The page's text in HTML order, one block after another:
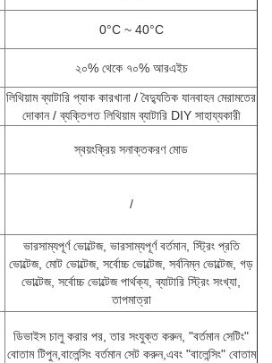
0°C ~ 40°C
২০% থেকে ৭০% আরএইচ
লিথিয়াম ব্যাটারি প্যাক কারখানা / বৈদ্যুতিক যানবাহন মেরামতের
দোকান / ব্যক্তিগত লিথিয়াম ব্যাটারি DIY সাহায্যকারী
স্বয়ংক্রিয় সনাক্তকরণ মোড
/
ভারসাম্যপূর্ণ ভোল্টেজ, ভারসাম্যপূর্ণ বর্তমান, স্ট্রিং প্রতি
ভোল্টেজ, মোট ভোল্টেজ, সর্বোচ্চ ভোল্টেজ, সর্বনিম্ন ভোল্টেজ, গড়
ভোল্টেজ, সর্বোচ্চ ভোল্টেজ পার্থক্য, ব্যাটারি স্ট্রিং সংখ্যা,
তাপমাত্রা
ডিভাইস চালু করার পর, তার সংযুক্ত করুন, "বর্তমান সেটিং"
বোতাম টিপুন,বালেন্সিং বর্তমান সেট করুন,এবং "বালেন্সিং" বোতাম